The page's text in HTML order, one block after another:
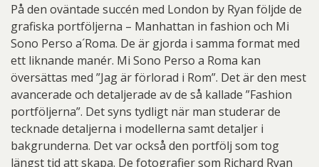
På den oväntade succén med London by Ryan följde de
grafiska portföljerna – Manhattan in fashion och Mi
Sono Perso a´Roma. De är gjorda i samma format med
ett liknande manér. Mi Sono Perso a Roma kan
översättas med ”Jag är förlorad i Rom”. Det är den mest
avancerade och detaljerade av de så kallade ”Fashion
portföljerna”. Det syns tydligt när man studerar de
tecknade detaljerna i modellerna samt detaljer i
bakgrunderna. Det var också den portfölj som tog
längst tid att skapa. De fotografier som Richard Ryan